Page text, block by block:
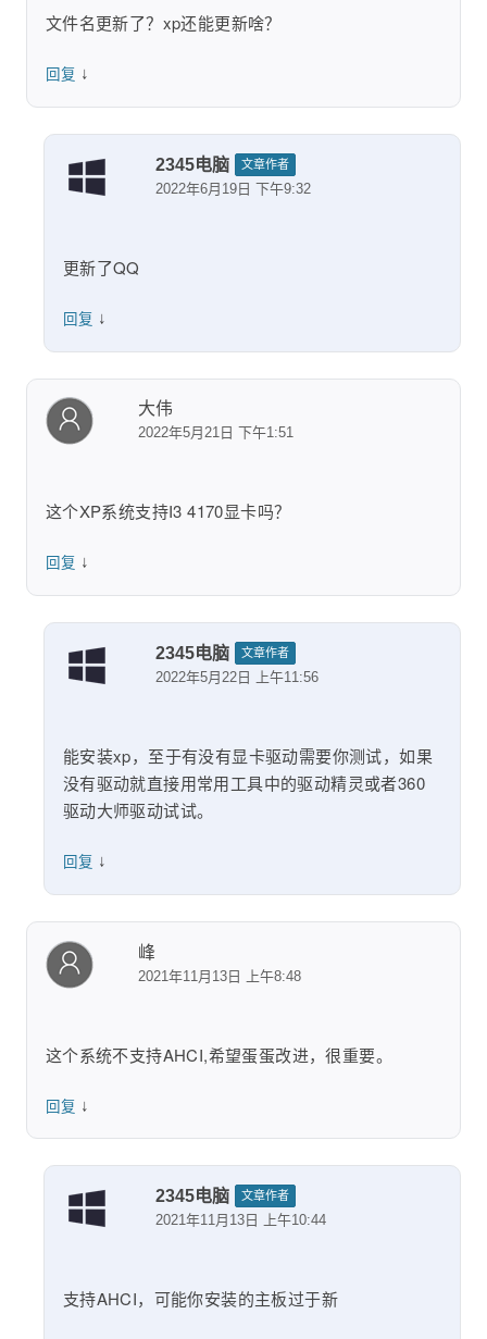
文件名更新了？xp还能更新啥？
回复 ↓
2345电脑 文章作者
2022年6月19日 下午9:32
更新了QQ
回复 ↓
大伟
2022年5月21日 下午1:51
这个XP系统支持I3 4170显卡吗？
回复 ↓
2345电脑 文章作者
2022年5月22日 上午11:56
能安装xp，至于有没有显卡驱动需要你测试，如果
没有驱动就直接用常用工具中的驱动精灵或者360
驱动大师驱动试试。
回复 ↓
峰
2021年11月13日 上午8:48
这个系统不支持AHCI,希望蛋蛋改进，很重要。
回复 ↓
2345电脑 文章作者
2021年11月13日 上午10:44
支持AHCI，可能你安装的主板过于新